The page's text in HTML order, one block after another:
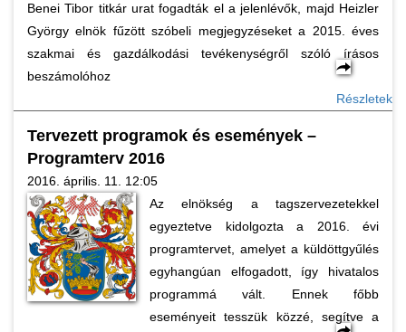
Benei Tibor titkár urat fogadták el a jelenlévők, majd Heizler
György elnök fűzött szóbeli megjegyzéseket a 2015. éves
szakmai és gazdálkodási tevékenységről szóló írásos
beszámolóhoz
Részletek
Tervezett programok és események –
Programterv 2016
2016. április. 11. 12:05
Az elnökség a tagszervezetekkel
egyeztetve kidolgozta a 2016. évi
programtervet, amelyet a küldöttgyűlés
egyhangúan elfogadott, így hivatalos
programmá vált. Ennek főbb
eseményeit tesszük közzé, segítve a